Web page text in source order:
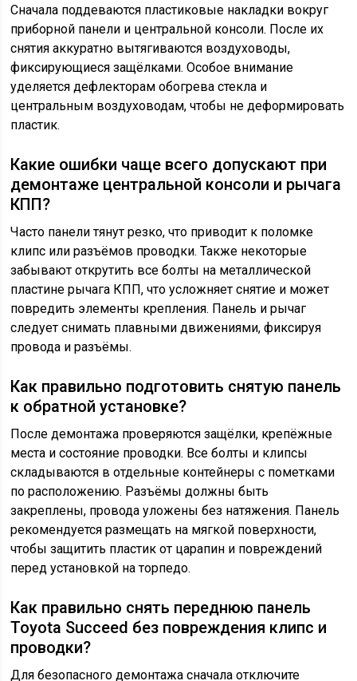
Сначала поддеваются пластиковые накладки вокруг
приборной панели и центральной консоли. После их
снятия аккуратно вытягиваются воздуховоды,
фиксирующиеся защёлками. Особое внимание
уделяется дефлекторам обогрева стекла и
центральным воздуховодам, чтобы не деформировать
пластик.
Какие ошибки чаще всего допускают при
демонтаже центральной консоли и рычага
КПП?
Часто панели тянут резко, что приводит к поломке
клипс или разъёмов проводки. Также некоторые
забывают открутить все болты на металлической
пластине рычага КПП, что усложняет снятие и может
повредить элементы крепления. Панель и рычаг
следует снимать плавными движениями, фиксируя
провода и разъёмы.
Как правильно подготовить снятую панель
к обратной установке?
После демонтажа проверяются защёлки, крепёжные
места и состояние проводки. Все болты и клипсы
складываются в отдельные контейнеры с пометками
по расположению. Разъёмы должны быть
закреплены, провода уложены без натяжения. Панель
рекомендуется размещать на мягкой поверхности,
чтобы защитить пластик от царапин и повреждений
перед установкой на торпедо.
Как правильно снять переднюю панель
Toyota Succeed без повреждения клипс и
проводки?
Для безопасного демонтажа сначала отключите